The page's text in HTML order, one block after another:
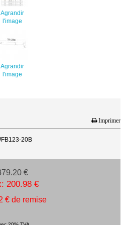
Agrandir
l'image
Agrandir
l'image
Imprimer
20B
€
200.98 €
€ de remise